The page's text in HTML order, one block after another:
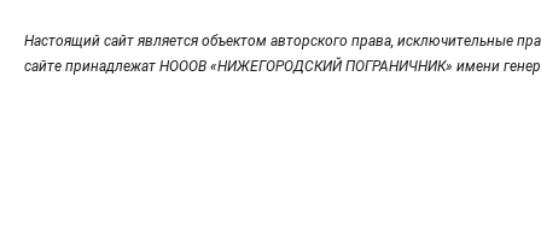
Настоящий сайт является объектом авторского права, исключительные
сайте принадлежат НОООВ «НИЖЕГОРОДСКИЙ ПОГРАНИЧНИК» имени